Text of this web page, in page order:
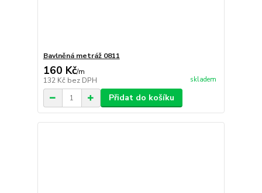
Bavlněná metráž 0811
160 Kč/m
132 Kč bez DPH skladem
Přidat do košíku